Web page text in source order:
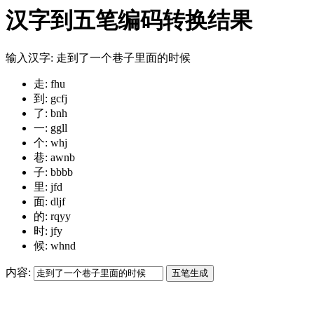
汉字到五笔编码转换结果
输入汉字: 走到了一个巷子里面的时候
走: fhu
到: gcfj
了: bnh
一: ggll
个: whj
巷: awnb
子: bbbb
里: jfd
面: dljf
的: rqyy
时: jfy
候: whnd
内容: